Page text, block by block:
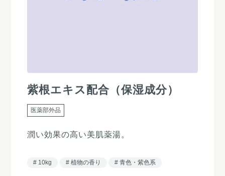
紫根エキス配合（保湿成分）
医薬部外品
潤い効果の高い美肌薬湯。
10kg 植物の香り 青色・紫色系